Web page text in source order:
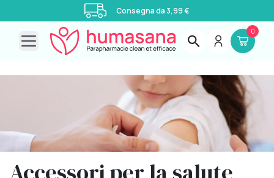
Consegna da 3,99 €
Open main menu
0